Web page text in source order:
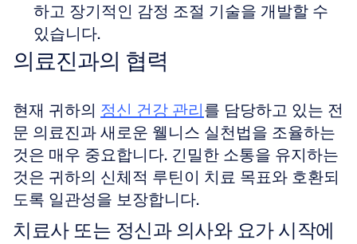
하고 장기적인 감정 조절 기술을 개발할 수
있습니다.
의료진과의 협력
현재 귀하의 정신 건강 관리를 담당하고 있는 전
문 의료진과 새로운 웰니스 실천법을 조율하는
것은 매우 중요합니다. 긴밀한 소통을 유지하는
것은 귀하의 신체적 루틴이 치료 목표와 호환되
도록 일관성을 보장합니다.
치료사 또는 정신과 의사와 요가 시작에